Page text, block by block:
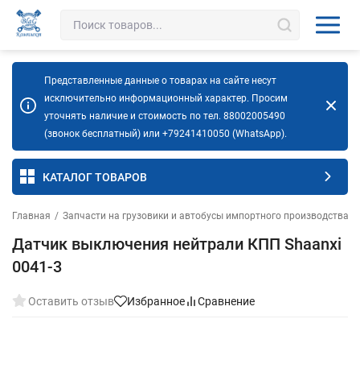
Представленные данные о товарах на сайте несут
исключительно информационный характер. Просим
уточнять наличие и стоимость по тел. 88002005490
(звонок бесплатный) или +79241410050 (WhatsApp).
КАТАЛОГ ТОВАРОВ
Главная / Запчасти на грузовики и автобусы импортного производства
Датчик выключения нейтрали КПП Shaanxi
0041-3
Оставить отзыв Избранное Сравнение